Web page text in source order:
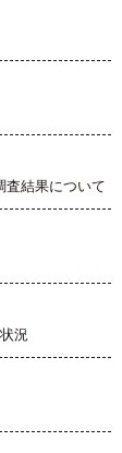
査結果について
況